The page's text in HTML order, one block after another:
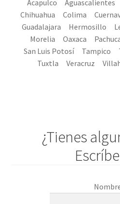
Acapulco Aguascalientes
Chihuahua
Colima
Guadalajara
Hermosillo
Morelia
Oaxaca
San Luis Potosí
Tampico
Tuxtla
Veracruz
¿Tienes